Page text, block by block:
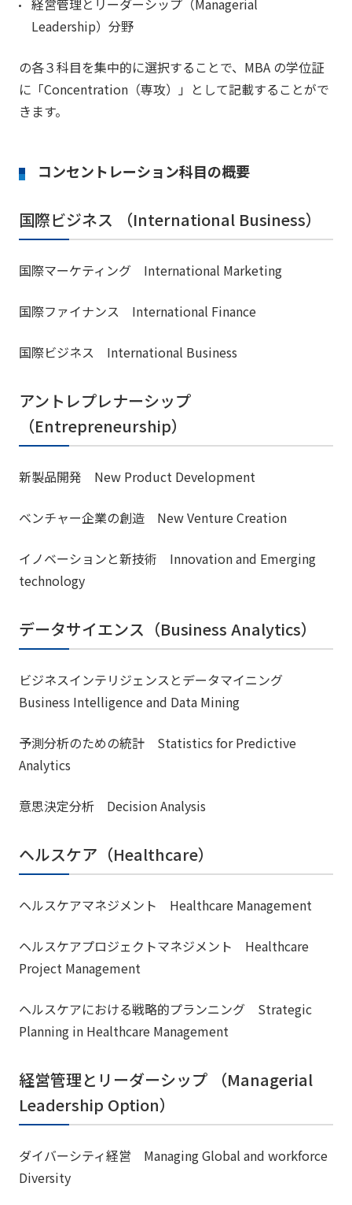
経営管理とリーダーシップ（Managerial
Leadership）分野
の各３科目を集中的に選択することで、MBA の学位証
に「Concentration（専攻）」として記載することがで
きます。
コンセントレーション科目の概要
国際ビジネス （International Business）
国際マーケティング International Marketing
国際ファイナンス International Finance
国際ビジネス International Business
アントレプレナーシップ
（Entrepreneurship）
新製品開発 New Product Development
ベンチャー企業の創造 New Venture Creation
イノベーションと新技術 Innovation and Emerging
technology
データサイエンス（Business Analytics）
ビジネスインテリジェンスとデータマイニング
Business Intelligence and Data Mining
予測分析のための統計 Statistics for Predictive
Analytics
意思決定分析 Decision Analysis
ヘルスケア（Healthcare）
ヘルスケアマネジメント Healthcare Management
ヘルスケアプロジェクトマネジメント Healthcare
Project Management
ヘルスケアにおける戦略的プランニング Strategic
Planning in Healthcare Management
経営管理とリーダーシップ （Managerial
Leadership Option）
ダイバーシティ経営 Managing Global and workforce
Diversity